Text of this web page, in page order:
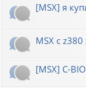
[MSX] я
MSX с z380
[MSX] C-